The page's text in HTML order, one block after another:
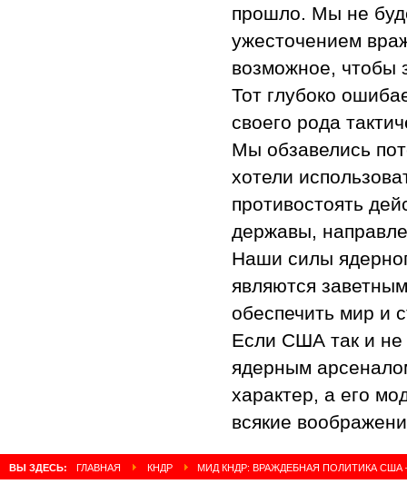
прошло. Мы не
ужесточением
возможное, чтобы
Тот глубоко
своего рода
Мы обзавелись
хотели
противостоять
державы,
Наши силы
являются
обеспечить мир и
Если США так и
ядерным
характер, а его
всякие
ВЫ ЗДЕСЬ: ГЛАВНАЯ КНДР МИД КНДР: ВРАЖДЕБНАЯ ПОЛИТИКА